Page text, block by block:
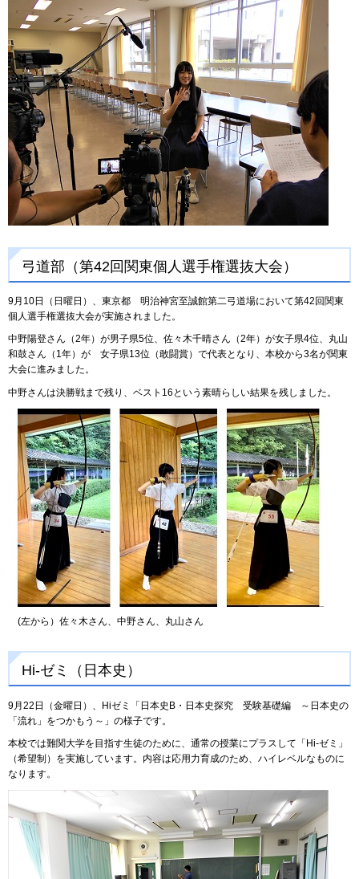
弓道部（第42回関東個人選手権選抜大会）
9月10日（日曜日）、東京都 明治神宮至誠館第二弓道場において第42回関東
個人選手権選抜大会が実施されました。
中野陽登さん（2年）が男子県5位、佐々木千晴さん（2年）が女子県4位、丸山
和鼓さん（1年）が 女子県13位（敢闘賞）で代表となり、本校から3名が関東
大会に進みました。
中野さんは決勝戦まで残り、ベスト16という素晴らしい結果を残しました。
(左から）佐々木さん、中野さん、丸山さん
Hi-ゼミ（日本史）
9月22日（金曜日）、Hiゼミ「日本史B・日本史探究 受験基礎編 ～日本史の
「流れ」をつかもう～」の様子です。
本校では難関大学を目指す生徒のために、通常の授業にプラスして「Hi-ゼミ」
（希望制）を実施しています。内容は応用力育成のため、ハイレベルなものに
なります。